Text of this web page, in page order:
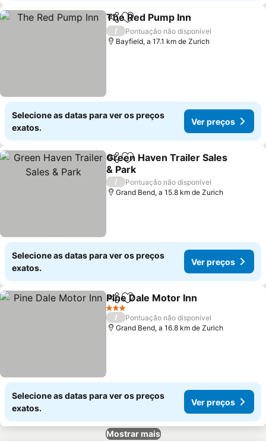
PartilharAdicionar aos favoritos
The Red Pump Inn
/
Pontuação não disponível
Bayfield, a 17.1 km de Zurich
Selecione as datas para ver os preços
exatos.
Ver preços
PartilharAdicionar aos favoritos
Green Haven Trailer Sales
& Park
/
Pontuação não disponível
Grand Bend, a 15.8 km de Zurich
Selecione as datas para ver os preços
exatos.
Ver preços
PartilharAdicionar aos favoritos
Pine Dale Motor Inn
3 Estrelas
/
Pontuação não disponível
Grand Bend, a 16.8 km de Zurich
Selecione as datas para ver os preços
exatos.
Ver preços
Mostrar mais